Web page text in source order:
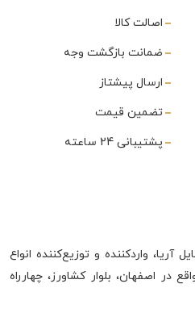
اصالت کالا
ضمانت بازگشت وجه
ارسال پیشتاز
تضمین قیمت
پشتیبانی 24 ساعته
واردکننده و توزیع‌کننده انواع
در اصفهان، بلوار کشاورز، چهارراه